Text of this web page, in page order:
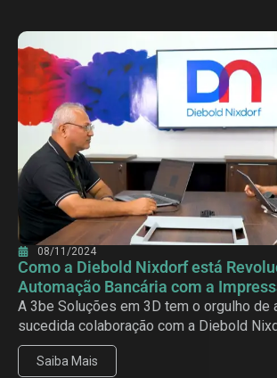
08/11/2024
Como a Diebold Nixdorf está
Automação Bancária com a
A 3be Soluções em 3D tem o orgulho de
sucedida colaboração com a Diebold
Saiba Mais